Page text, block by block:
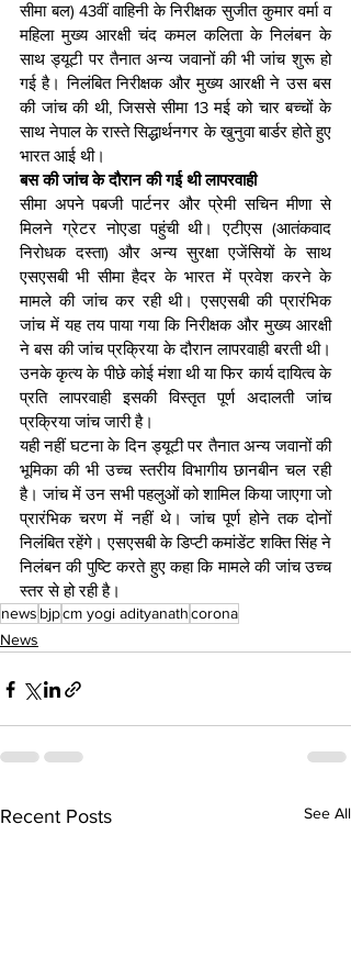
सीमा बल) 43वीं वाहिनी के निरीक्षक सुजीत कुमार वर्मा व
महिला मुख्य आरक्षी चंद कमल कलिता के निलंबन के
साथ ड्यूटी पर तैनात अन्य जवानों की भी जांच शुरू हो
गई है। निलंबित निरीक्षक और मुख्य आरक्षी ने उस बस
की जांच की थी, जिससे सीमा 13 मई को चार बच्चों के
साथ नेपाल के रास्ते सिद्धार्थनगर के खुनुवा बार्डर होते हुए
भारत आई थी।
बस की जांच के दौरान की गई थी लापरवाही
सीमा अपने पबजी पार्टनर और प्रेमी सचिन मीणा से
मिलने ग्रेटर नोएडा पहुंची थी। एटीएस (आतंकवाद
निरोधक दस्ता) और अन्य सुरक्षा एजेंसियों के साथ
एसएसबी भी सीमा हैदर के भारत में प्रवेश करने के
मामले की जांच कर रही थी। एसएसबी की प्रारंभिक
जांच में यह तय पाया गया कि निरीक्षक और मुख्य आरक्षी
ने बस की जांच प्रक्रिया के दौरान लापरवाही बरती थी।
उनके कृत्य के पीछे कोई मंशा थी या फिर कार्य दायित्व के
प्रति लापरवाही इसकी विस्तृत पूर्ण अदालती जांच
प्रक्रिया जांच जारी है।
यही नहीं घटना के दिन ड्यूटी पर तैनात अन्य जवानों की
भूमिका की भी उच्च स्तरीय विभागीय छानबीन चल रही
है। जांच में उन सभी पहलुओं को शामिल किया जाएगा जो
प्रारंभिक चरण में नहीं थे। जांच पूर्ण होने तक दोनों
निलंबित रहेंगे। एसएसबी के डिप्टी कमांडेंट शक्ति सिंह ने
निलंबन की पुष्टि करते हुए कहा कि मामले की जांच उच्च
स्तर से हो रही है।
news bjpcm yogi adityanathcorona
News
Recent Posts See All